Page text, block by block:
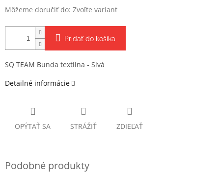
Môžeme doručiť do: Zvoľte variant
Pridať do košíka
SQ TEAM Bunda textilna - Sivá
Detailné informácie
OPÝTAŤ SA STRÁŽIŤ ZDIEĽAŤ